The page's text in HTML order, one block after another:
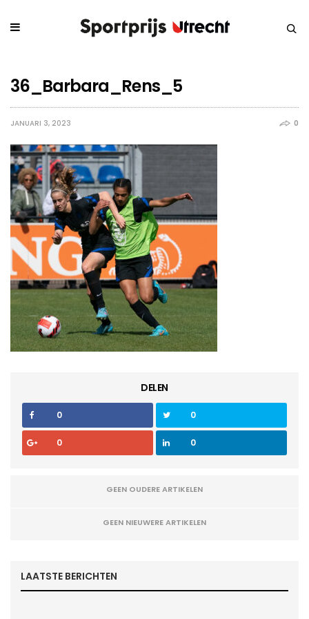
36_Barbara_Rens_5
JANUARI 3, 2023 0
DELEN
0 0
0 0
GEEN OUDERE ARTIKELEN
GEEN NIEUWERE ARTIKELEN
LAATSTE BERICHTEN